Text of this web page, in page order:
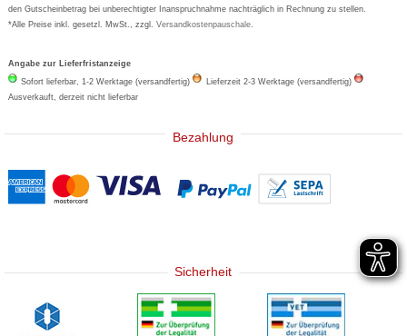
den Gutscheinbetrag bei unberechtigter Inanspruchnahme nachträglich in Rechnung zu stellen.
*Alle Preise inkl. gesetzl. MwSt., zzgl.Versandkostenpauschale.
Angabe zur Lieferfristanzeige
Sofort lieferbar, 1-2 Werktage (versandfertig)
Lieferzeit 2-3 Werktage (versandfertig)
Ausverkauft, derzeit nicht lieferbar
Bezahlung
Sicherheit